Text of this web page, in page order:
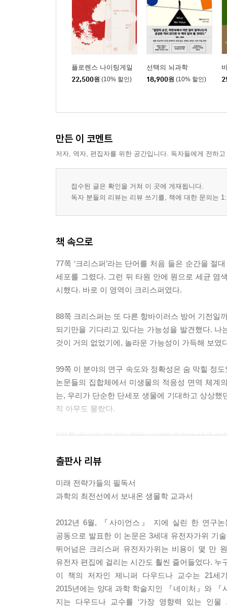
플로렌스 나이팅게일
22,500원 (10% 할인)
선택의 뇌과학
18,900원 (10% 할인)
만든 이 코멘트
저자, 역자, 편집자를 위한 공간입니다. 독자들에게 전하
접수된 글은 확인을 거쳐 이 곳에 게재됩니다.
독자 분들의 리뷰는 리뷰 쓰기를, 책에 대한 문의는
책 속으로
77쪽 ‘크리스퍼’라는 단어를 처음 들은 순간을
세포를 그렸다. 그런 뒤 타원 안에 원으로 세균 염
시했다. 바로 이 영역이 크리스퍼였다.
88쪽 크리스퍼는 또 다른 항바이러스 방어 기전일
되기만을 기다리고 있다는 가능성을 발견했다.
것이 거의 없었기에, 놀라운 가능성이 가득해 보였
99쪽 이 분야의 연구 속도와 정확성은 숨 막힐 정
논문들의 집합체에서 미생물의 적응성 면역 체계
는, 우리가 단순한 단세포 생물에 기대하고 상상
직 아무도 몰랐다.
131쪽 우리가 해냈다. 짧은 시간에 우리는 세균
수 있는 도구를 만들어냈다. 바이러스 DNA를 찾
132쪽 “우리는 유전자 표적화와 유전자 편집에 큰
동료들도 생물학계도 돌이킬 수 없을 것이다.
136쪽 전 세계 수많은 과학자는 우리가 발표한
만 아니라 헤아릴 수 없을 만큼 많은 생물의 DNA
결함을 교정하는 유전자 변형 분야의 성배로 묘
로 건너갔다.
출판사 리뷰
미래 전략가들의 필독서
과학의 최전선에서 보내온 생물학 교과서
2012년 6월, 『사이언스』 지에 실린 한 연구
공동으로 발표한 이 논문은 3세대 유전자가위 기
뛰어넘은 크리스퍼 유전자가위는 비용이 몇 만
유전자 편집에 걸리는 시간도 훨씬 줄어들었다.
이 책의 저자인 제니퍼 다우드나 교수는 21세
2015년에는 양대 과학 학술지인 『네이처』와 『
지는 다우드나 교수를 ‘가장 영향력 있는 인